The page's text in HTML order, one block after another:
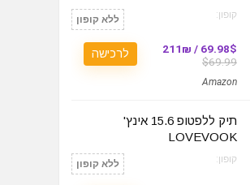
קופון: ללא קופון
69.98$ / 211₪
$69.99
Amazon
לרכישה
תיק ללפטופ 15.6 אינץ'
LOVEVOOK
קופון: ללא קופון